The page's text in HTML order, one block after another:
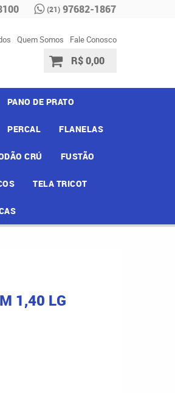
(21) 97682-1867
Quem Somos Fale Conosco
R$ 0,00
PANO DE PRATO
PERCAL FLANELAS
CRÚ FUSTÃO
TELA TRICOT
1,40 LG